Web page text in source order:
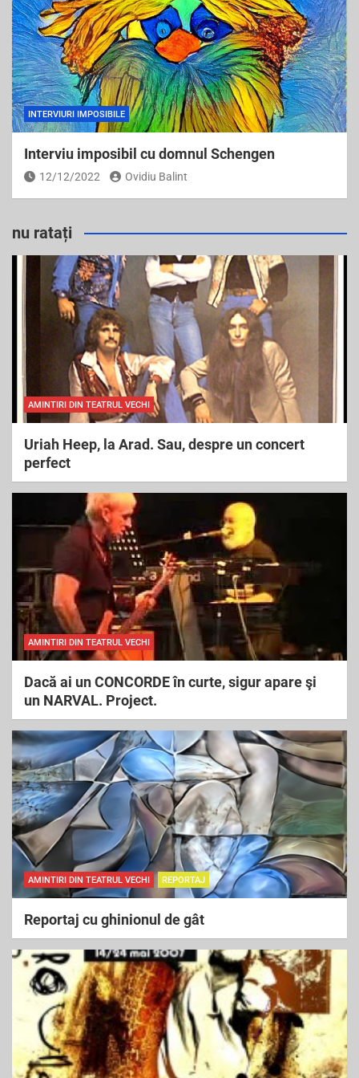
INTERVIURI IMPOSIBILE
Interviu imposibil cu domnul Schengen
12/12/2022 Ovidiu Balint
nu ratați
AMINTIRI DIN TEATRUL VECHI
Uriah Heep, la Arad. Sau, despre un concert
perfect
AMINTIRI DIN TEATRUL VECHI
Dacă ai un CONCORDE în curte, sigur apare şi
un NARVAL. Project.
AMINTIRI DIN TEATRUL VECHI REPORTAJ
Reportaj cu ghinionul de gât